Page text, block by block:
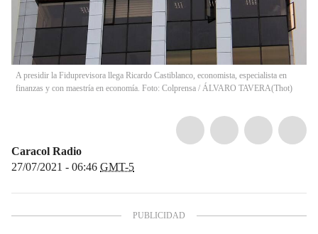
A presidir la Fiduprevisora llega Ricardo Castiblanco, economista, especialista en
finanzas y con maestría en economía. Foto: Colprensa / ÁLVARO TAVERA(Thot)
Caracol Radio
27/07/2021 - 06:46 GMT-5